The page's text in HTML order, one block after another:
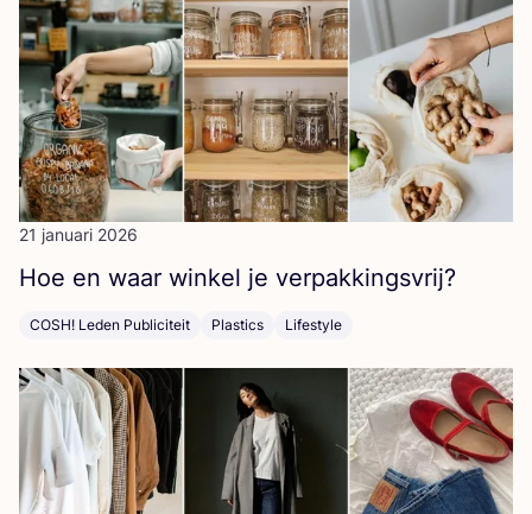
21 januari 2026
Hoe en waar win­kel je verpakkingsvrij?
COSH! Leden Publiciteit Plastics Lifestyle